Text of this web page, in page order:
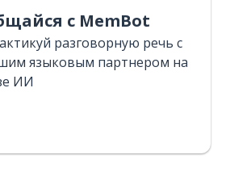
с MemBot
разговорную речь с
языковым партнером на
ИИ